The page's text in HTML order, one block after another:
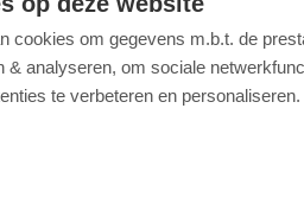
cookies om gegevens m.b.t. de
& analyseren, om sociale
te verbeteren en personaliseren.